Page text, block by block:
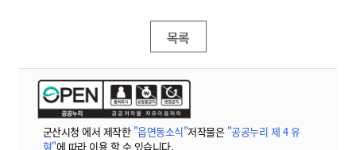
목록
군산시청 에서 제작한 "읍면동소식"저작물은 "공공누리 제 4 유
형"에 따라 이용 할 수 있습니다.